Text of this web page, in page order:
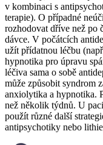
v kombinaci s
terapie). O případné
rozhodovat dříve než po
dávce. V počátcích
užít přídatnou léčbu
hypnotika pro úpravu
léčiva sama o sobě
může způsobit syndrom
anxiolytika a hypnotika.
než několik týdnů. U
použít různé další
antipsychotiky nebo